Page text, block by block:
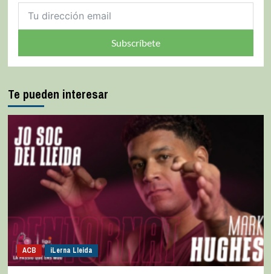
Subscríbete
Te pueden interesar
ACB iLerna Lleida